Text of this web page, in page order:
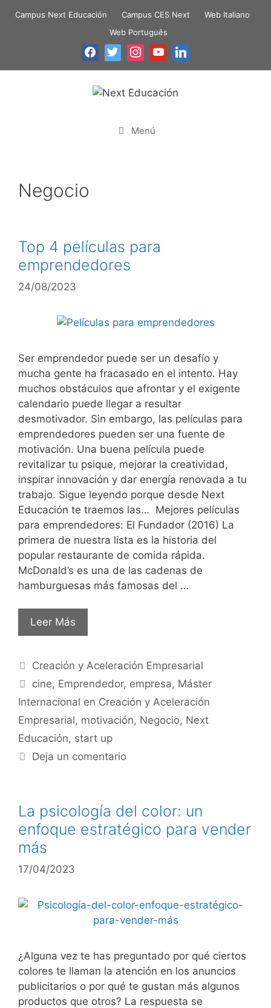
Campus Next Educación Campus CES Next
Web Italiano
Web Português
Menú
Negocio
Top 4 películas para
emprendedores
24/08/2023
Ser emprendedor puede ser un desafío y
mucha gente ha fracasado en el intento. Hay
muchos obstáculos que afrontar y el exigente
calendario puede llegar a resultar
desmotivador. Sin embargo, las películas para
emprendedores pueden ser una fuente de
motivación. Una buena película puede
revitalizar tu psique, mejorar la creatividad,
inspirar innovación y dar energía renovada a tu
trabajo. Sigue leyendo porque desde Next
Educación te traemos las… Mejores películas
para emprendedores: El Fundador (2016) La
primera de nuestra lista es la historia del
popular restaurante de comida rápida.
McDonald’s es una de las cadenas de
hamburguesas más famosas del …
Leer Más
Creación y Aceleración Empresarial
cine, Emprendedor, empresa, Máster
Internacional en Creación y Aceleración
Empresarial, motivación, Negocio, Next
Educación, start up
Deja un comentario
La psicología del color: un
enfoque estratégico para vender
más
17/04/2023
¿Alguna vez te has preguntado por qué ciertos
colores te llaman la atención en los anuncios
publicitarios o por qué te gustan más algunos
productos que otros? La respuesta se